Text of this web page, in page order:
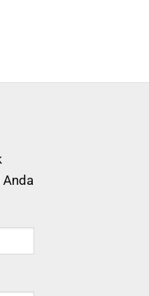
Anda